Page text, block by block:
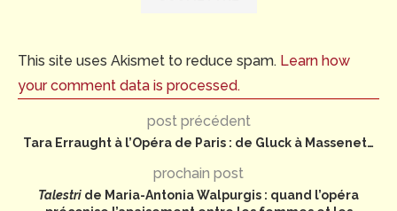
This site uses Akismet to reduce spam. Learn how
your comment data is processed.
post précédent
Tara Erraught à l’Opéra de Paris : de Gluck à Massenet…
prochain post
Talestri de Maria-Antonia Walpurgis : quand l’opéra